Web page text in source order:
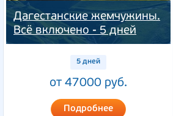
Дагестанские жемчужины.
Всё включено - 5 дней
5 дней
от 47000 руб.
Подробнее